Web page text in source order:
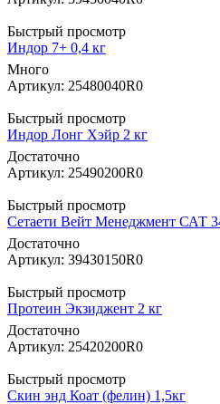
Быстрый просмотр
Индор 7+ 0,4 кг
Много
Артикул: 25480040R0
Быстрый просмотр
Индор Лонг Хэйр 2 кг
Достаточно
Артикул: 25490200R0
Быстрый просмотр
Сетаети Вейт Менеджмент САТ
Достаточно
Артикул: 39430150R0
Быстрый просмотр
Протеин Экзиджент 2 кг
Достаточно
Артикул: 25420200R0
Быстрый просмотр
Скин энд Коат (фелин) 1,5кг